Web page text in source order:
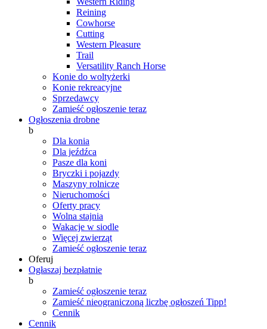
Reining
Cowhorse
Cutting
Western Pleasure
Trail
Versatility Ranch Horse
Konie do woltyżerki
Konie rekreacyjne
Sprzedawcy
Zamieść ogłoszenie teraz
Ogłoszenia drobne
b
Dla konia
Dla jeźdźca
Pasze dla koni
Bryczki i pojazdy
Maszyny rolnicze
Nieruchomości
Oferty pracy
Wolna stajnia
Wakacje w siodle
Więcej zwierząt
Zamieść ogłoszenie teraz
Oferuj
Ogłaszaj bezpłatnie
b
Zamieść ogłoszenie teraz
Zamieść nieograniczoną liczbę ogłoszeń Tipp!
Cennik
Cennik